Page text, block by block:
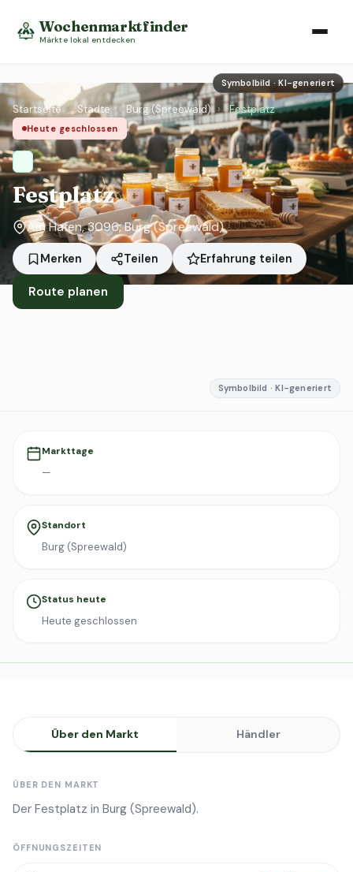
Wochenmarktfinder
Märkte lokal entdecken
Symbolbild · KI-generiert
Startseite › Städte › Burg (Spreewald) › Festplatz
Heute geschlossen
Festplatz
Am Hafen, 3096, Burg (Spreewald)
Merken Teilen Erfahrung teilen
Route planen
Symbolbild · KI-generiert
Markttage
—
Standort
Burg (Spreewald)
Status heute
Heute geschlossen
Über den Markt Händler
ÜBER DEN MARKT
Der Festplatz in Burg (Spreewald).
ÖFFNUNGSZEITEN